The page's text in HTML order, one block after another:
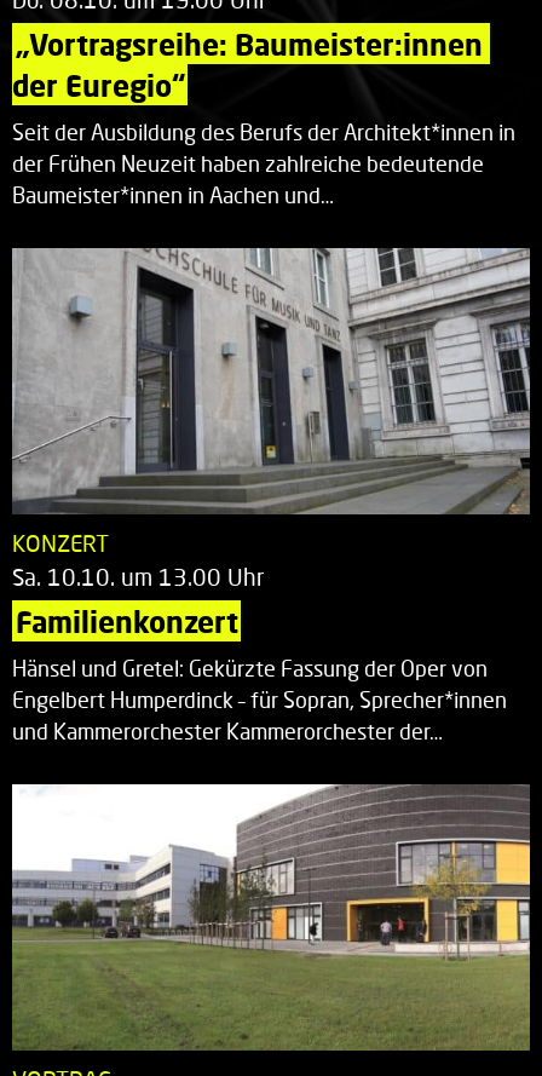
„Vortragsreihe: Baumeister:innen
der Euregio“
Seit der Ausbildung des Berufs der Architekt*innen in
der Frühen Neuzeit haben zahlreiche bedeutende
Baumeister*innen in Aachen und…
KONZERT
Sa. 10.10. um 13.00 Uhr
Familienkonzert
Hänsel und Gretel: Gekürzte Fassung der Oper von
Engelbert Humperdinck – für Sopran, Sprecher*innen
und Kammerorchester Kammerorchester der…